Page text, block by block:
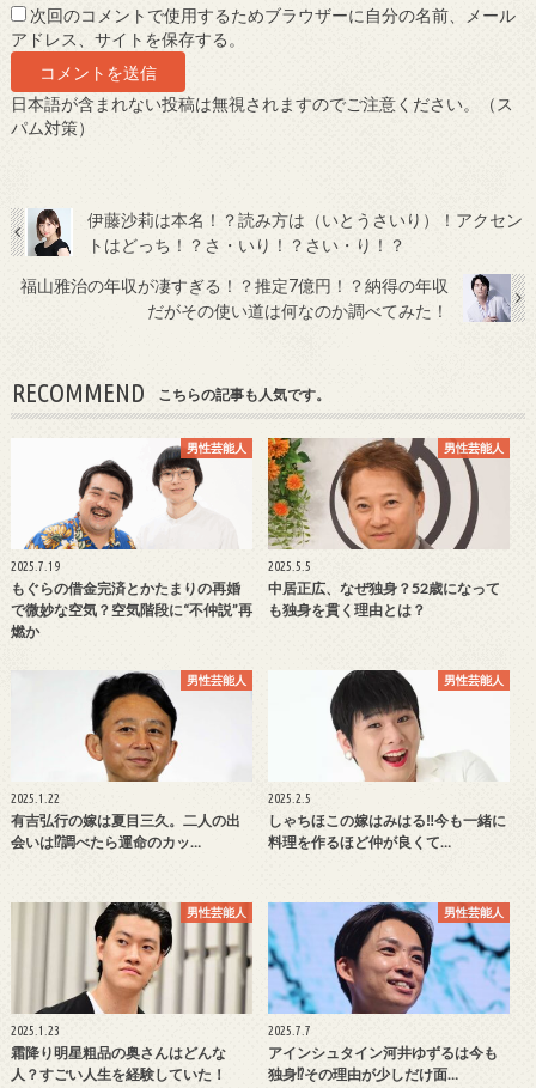
次回のコメントで使用するためブラウザーに自分の名前、メール
アドレス、サイトを保存する。
日本語が含まれない投稿は無視されますのでご注意ください。（ス
パム対策）
伊藤沙莉は本名！？読み方は（いとうさいり）！アクセン
トはどっち！？さ・いり！？さい・り！？
福山雅治の年収が凄すぎる！？推定7億円！？納得の年収
だがその使い道は何なのか調べてみた！
RECOMMEND こちらの記事も人気です。
男性芸能人
2025.7.19
もぐらの借金完済とかたまりの再婚
で微妙な空気？空気階段に“不仲説”再
燃か
男性芸能人
2025.5.5
中居正広、なぜ独身？52歳になって
も独身を貫く理由とは？
男性芸能人
2025.1.22
有吉弘行の嫁は夏目三久。二人の出
会いは⁉調べたら運命のカッ…
男性芸能人
2025.2.5
しゃちほこの嫁はみはる‼今も一緒に
料理を作るほど仲が良くて…
男性芸能人
2025.1.23
霜降り明星粗品の奥さんはどんな
人？すごい人生を経験していた！
男性芸能人
2025.7.7
アインシュタイン河井ゆずるは今も
独身⁉その理由が少しだけ面…